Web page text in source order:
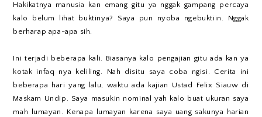
Hakikatnya manusia kan emang gitu ya nggak gampang percaya
kalo belum lihat buktinya? Saya pun nyoba ngebuktiin. Nggak
berharap apa-apa sih.
Ini terjadi beberapa kali. Biasanya kalo pengajian gitu ada kan ya
kotak infaq nya keliling. Nah disitu saya coba ngisi. Cerita ini
beberapa hari yang lalu, waktu ada kajian Ustad Felix Siauw di
Maskam Undip. Saya masukin nominal yah kalo buat ukuran saya
mah lumayan. Kenapa lumayan karena saya uang sakunya harian